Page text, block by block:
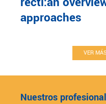
approaches
VER
Nuestros